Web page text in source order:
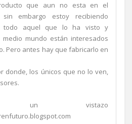
que aun no esta en el
embargo estoy recibiendo
todo aquel que lo ha visto y
medio mundo están interesados
Pero antes hay que fabricarlo en
donde, los únicos que no lo ven,
un vistazo